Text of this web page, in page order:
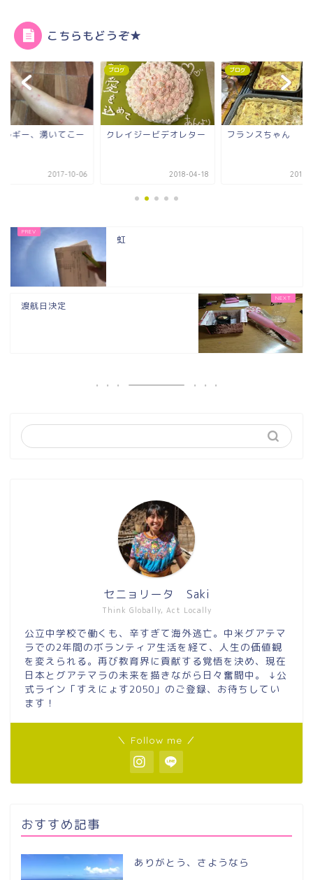
こちらもどうぞ★
イジービデオレター
2018-04-18
ブログ
フランスちゃん
2017-10-05
ブログ
異文化で生きるとい
2017-
虹
渡航日決定
Think Globally, Act Locally
セニョリータ Saki
公立中学校で働くも、辛すぎて海外逃亡。中米グアテマ
ラでの2年間のボランティア生活を経て、人生の価値観
を変えられる。再び教育界に貢献する覚悟を決め、現在
日本とグアテマラの未来を描きながら日々奮闘中。 ↓公
式ライン「すえにょす2050」のご登録、お待ちしてい
ます！
＼ Follow me ／
おすすめ記事
ありがとう、さようなら